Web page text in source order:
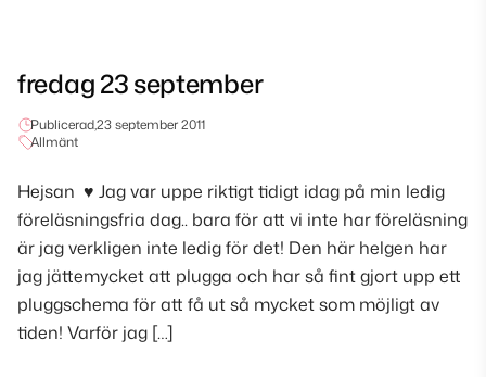
fredag 23 september
Publicerad,23 september 2011
Allmänt
Hejsan ♥ Jag var uppe riktigt tidigt idag på min ledig
föreläsningsfria dag.. bara för att vi inte har föreläsning
är jag verkligen inte ledig för det! Den här helgen har
jag jättemycket att plugga och har så fint gjort upp ett
pluggschema för att få ut så mycket som möjligt av
tiden! Varför jag […]